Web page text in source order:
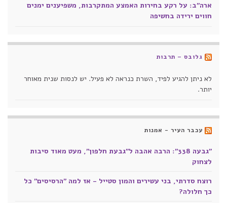
ארה"ב: על רקע בחירות האמצע המתקרבות, משפיענים ימנים
חווים ירידה בחשיפה
גלובס – תרבות
לא ניתן להגיע לפיד, השרת כנראה לא פעיל. יש לנסות שנית מאוחר
יותר.
עכבר העיר - אמנות
"גבעה 338": הרבה אהבה ל"גבעת חלפון", מעט מאוד סיבות
לצחוק
רוצח סדרתי, בני עשירים והמון סטייל - אז למה "הרסיסים" כל
כך חלולה?